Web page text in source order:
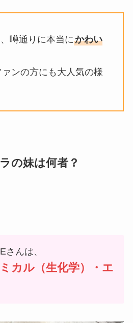
噂通りに本当にかわい
ンの方にも大人気の様
の妹は何者？
さんは、
カル（生化学）
・エ